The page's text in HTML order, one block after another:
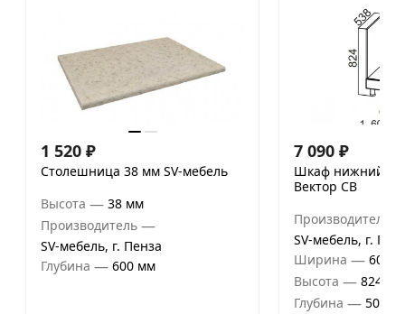
1 520 ₽
Столешница 38 мм SV-мебель
Высота — 38 мм
Производитель —
SV-мебель, г. Пенза
Глубина — 600 мм
7 090 ₽
Шкаф нижний
Вектор СВ
Производитель
SV-мебель, г.
Ширина — 600
Высота — 824 мм
Глубина — 506